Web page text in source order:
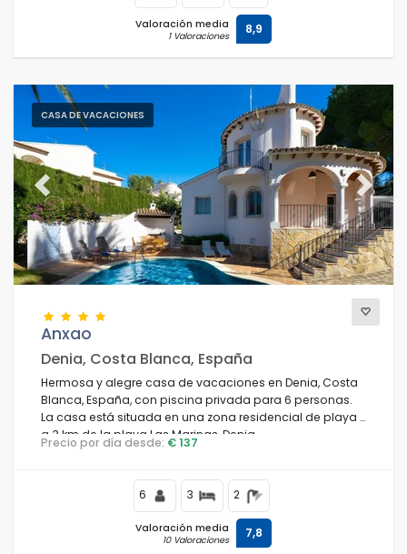
Valoración media
1 Valoraciones 8,9
CASA DE VACACIONES
Previous Next
Anxao
Denia, Costa Blanca, España
Hermosa y alegre casa de vacaciones en Denia, Costa
Blanca, España, con piscina privada para 6 personas.
La casa está situada en una zona residencial de playa y
a 3 km de la playa Las Marinas, Denia.
Precio por día desde: € 137
6 3 2
Valoración media
10 Valoraciones 7,8